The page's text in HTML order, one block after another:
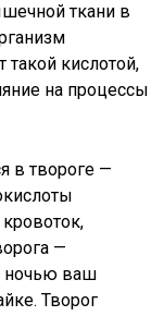
ткани в
кислотой,
на процессы
в твороге —
—
ночью ваш
Творог